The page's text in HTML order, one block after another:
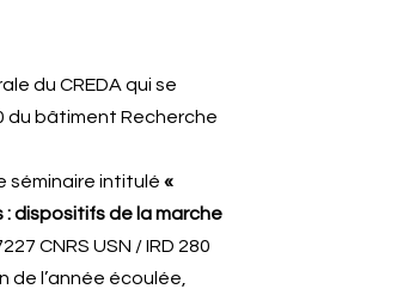
du CREDA qui se
du bâtiment Recherche
séminaire intitulé«
dispositifs de la marche
CNRS USN / IRD 280
l’année écoulée,